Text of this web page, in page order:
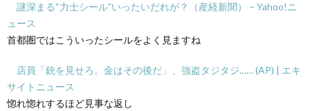
近況
謎深まる“力士シール”いったいだれが？（産経新聞） – Yahoo!ニ
ュース
首都圏ではこういったシールをよく見ますね
店員「銃を見せろ。金はその後だ」、強盗タジタジ…… (AP) | エキ
サイトニュース
惚れ惚れするほど見事な返し